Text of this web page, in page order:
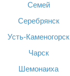
Семей
Серебрянск
Усть-Каменогорск
Чарск
Шемонаиха